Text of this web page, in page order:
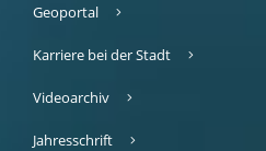
Geoportal
Karriere bei der Stadt
Videoarchiv
Jahresschrift